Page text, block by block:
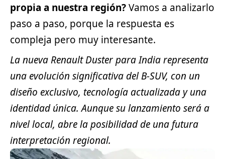
propia a nuestra región?Vamos a analizarlo
paso a paso, porque la respuesta es
compleja pero muy interesante.
La nueva Renault Duster para India representa
una evolución significativa del B-SUV, con un
diseño exclusivo, tecnología actualizada y una
identidad única. Aunque su lanzamiento será a
nivel local, abre la posibilidad de una futura
interpretación regional.